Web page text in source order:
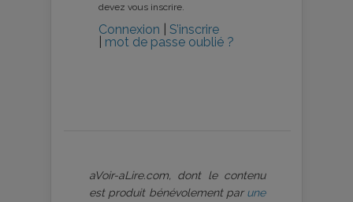
devez vous inscrire.
Connexion
S’inscrire
mot de passe oublié ?
aVoir-aLire.com, dont le contenu
est produit bénévolement par une